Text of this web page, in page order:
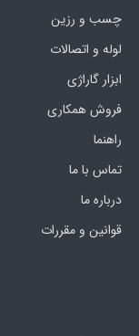
چسب و رزین
لوله و اتصالات
ابزار گاراژی
فروش همکاری
راهنما
تماس با ما
درباره ما
قوانین و مقررات